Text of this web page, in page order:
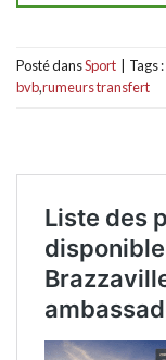
Posté dansSport Tags :
bvb,rumeurs transfert